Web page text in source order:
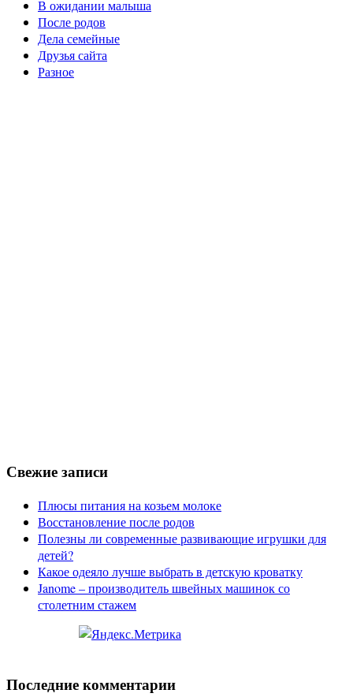
В ожидании малыша
После родов
Дела семейные
Друзья сайта
Разное
Свежие записи
Плюсы питания на козьем молоке
Восстановление после родов
Полезны ли современные развивающие игрушки для
детей?
Какое одеяло лучше выбрать в детскую кроватку
Janome – производитель швейных машинок со
столетним стажем
Последние комментарии